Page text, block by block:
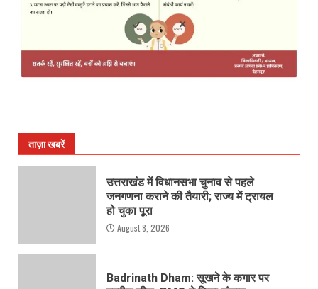
ताज़ा खबरें
उत्तराखंड में विधानसभा चुनाव से पहले
जनगणना कराने की तैयारी; राज्य में ट्रायल
हो चुका पूरा
August 8, 2026
Badrinath Dham: सूखने के कगार पर